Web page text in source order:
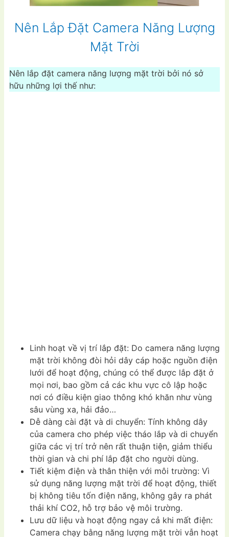
Nên Lắp Đặt Camera Năng Lượng
Mặt Trời
Nên lắp đặt camera năng lượng mặt trời bởi nó sở
hữu những lợi thế như:
Linh hoạt về vị trí lắp đặt: Do camera năng lượng
mặt trời không đòi hỏi dây cáp hoặc nguồn điện
lưới để hoạt động, chúng có thể được lắp đặt ở
mọi nơi, bao gồm cả các khu vực cô lập hoặc
nơi có điều kiện giao thông khó khăn như vùng
sâu vùng xa, hải đảo…
Dễ dàng cài đặt và di chuyển: Tính không dây
của camera cho phép việc tháo lắp và di chuyển
giữa các vị trí trở nên rất thuận tiện, giảm thiểu
thời gian và chi phí lắp đặt cho người dùng.
Tiết kiệm điện và thân thiện với môi trường: Vì
sử dụng năng lượng mặt trời để hoạt động, thiết
bị không tiêu tốn điện năng, không gây ra phát
thải khí CO2, hỗ trợ bảo vệ môi trường.
Lưu dữ liệu và hoạt động ngay cả khi mất điện:
Camera chạy bằng năng lượng mặt trời vẫn hoạt